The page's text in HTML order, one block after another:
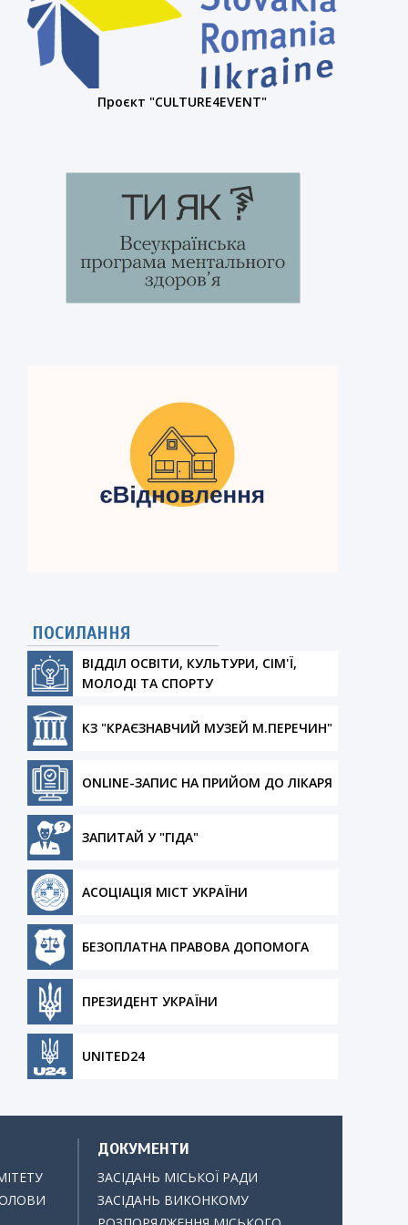
Проєкт "CULTURE4EVENT"
ПОСИЛАННЯ
ВІДДІЛ ОСВІТИ, КУЛЬТУРИ, СІМ'Ї,
МОЛОДІ ТА СПОРТУ
КЗ "КРАЄЗНАВЧИЙ МУЗЕЙ М.ПЕРЕЧИН"
ONLINE-ЗАПИС НА ПРИЙОМ ДО ЛІКАРЯ
ЗАПИТАЙ У "ГІДА"
АСОЦІАЦІЯ МІСТ УКРАЇНИ
БЕЗОПЛАТНА ПРАВОВА ДОПОМОГА
ПРЕЗИДЕНТ УКРАЇНИ
UNITED24
ДОКУМЕНТИ
ЗАСІДАНЬ МІСЬКОЇ РАДИ
ЗАСІДАНЬ ВИКОНКОМУ